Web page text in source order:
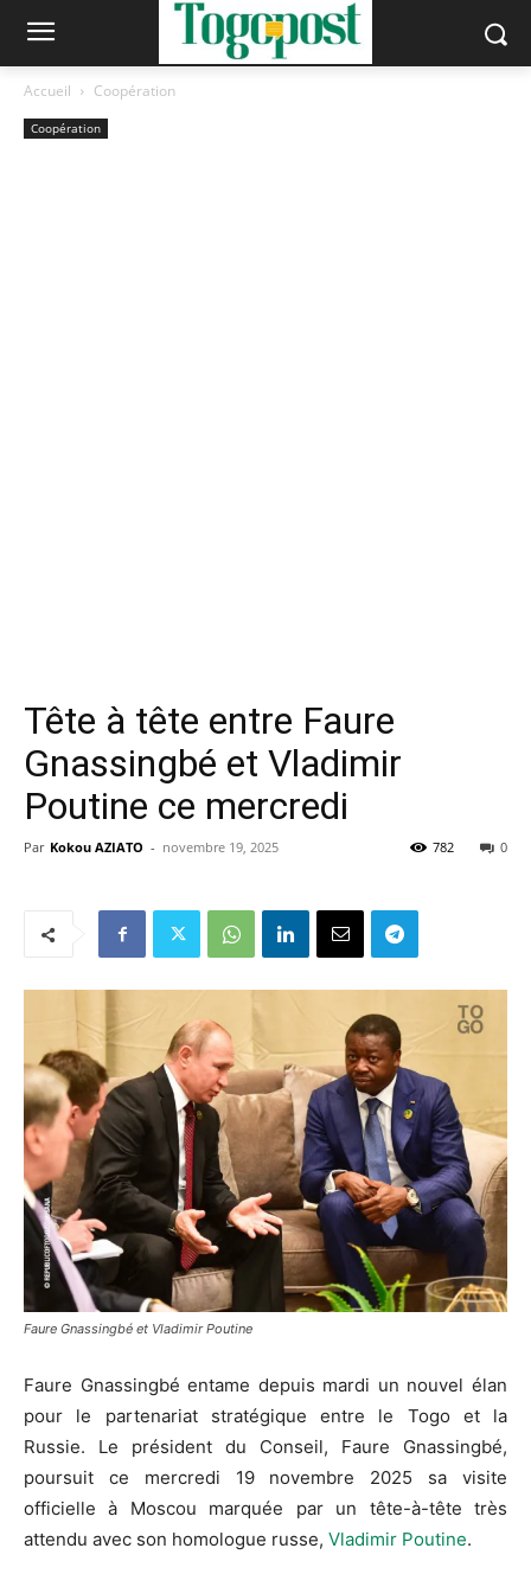
Accueil Coopération
Coopération
Tête à tête entre Faure
Gnassingbé et Vladimir
Poutine ce mercredi
Par Kokou AZIATO - novembre 19, 2025 0
782
Faure Gnassingbé et Vladimir Poutine
Faure Gnassingbé entame depuis mardi un nouvel élan
pour le partenariat stratégique entre le Togo et la
Russie. Le président du Conseil, Faure Gnassingbé,
poursuit ce mercredi 19 novembre 2025 sa visite
officielle à Moscou marquée par un tête-à-tête très
attendu avec son homologue russe, Vladimir Poutine.